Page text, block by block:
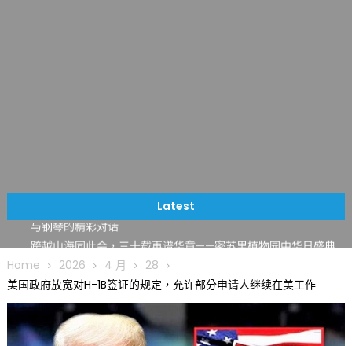
Latest
筝声与琴韵交汇：刘励(Li Statler)与钢琴家Darek演绎一场古筝
与钢琴的精彩对话
跨越山海同此会，三十载再谱华章——密苏里植物园中华日盛典
圆满举行
圣路易龙舟俱乐部5月16日龙舟体验日 邀请各界亲身体验划行乐
趣 + 水上竞速魅力
三十二载跨越时空的相逢
执掌密苏里植物园近四十年 致力推动全球植物多样性研究与中美
Home 2026 4 月
28
美国政府放宽对H-1B签证的规定，允许部分申请人继续在美工作